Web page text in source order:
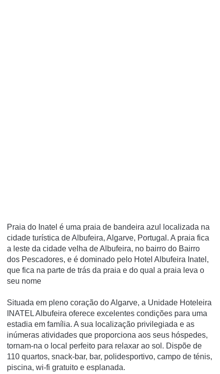
Praia do Inatel é uma praia de bandeira azul localizada na
cidade turística de Albufeira, Algarve, Portugal. A praia fica
a leste da cidade velha de Albufeira, no bairro do Bairro
dos Pescadores, e é dominado pelo Hotel Albufeira Inatel,
que fica na parte de trás da praia e do qual a praia leva o
seu nome
Situada em pleno coração do Algarve, a Unidade Hoteleira
INATEL Albufeira oferece excelentes condições para uma
estadia em família. A sua localização privilegiada e as
inúmeras atividades que proporciona aos seus hóspedes,
tornam-na o local perfeito para relaxar ao sol. Dispõe de
110 quartos, snack-bar, bar, polidesportivo, campo de ténis,
piscina, wi-fi gratuito e esplanada.